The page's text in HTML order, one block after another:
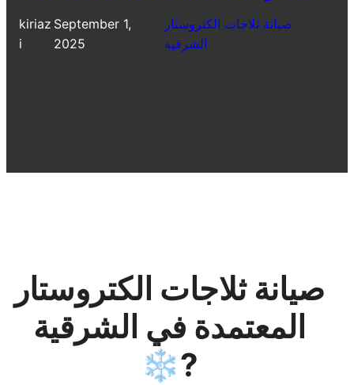
kiriaz
i
September 1,
2025
صيانة ثلاجات الكتروستار
الشرقية
صيانة ثلاجات الكتروستار
المعتمدة في الشرقية
❄️?